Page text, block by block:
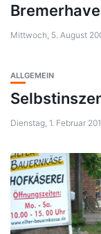
Mittwoch, 5. August
ALLGEMEIN
Dienstag, 1. Februar